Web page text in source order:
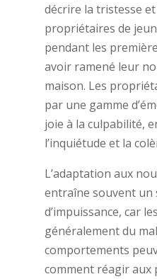
décrire la tristesse et
propriétaires de
pendant les
avoir ramené leur
maison. Les
par une gamme
joie à la culpabilité,
l’inquiétude et la
L’adaptation aux
entraîne souvent un
d’impuissance, car
généralement du
comportements
comment réagir aux